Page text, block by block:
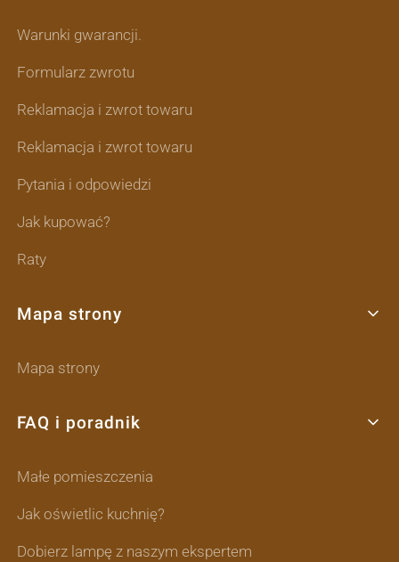
Warunki gwarancji.
Formularz zwrotu
Reklamacja i zwrot towaru
Reklamacja i zwrot towaru
Pytania i odpowiedzi
Jak kupować?
Raty
Mapa strony
Mapa strony
FAQ i poradnik
Małe pomieszczenia
Jak oświetlic kuchnię?
Dobierz lampę z naszym ekspertem